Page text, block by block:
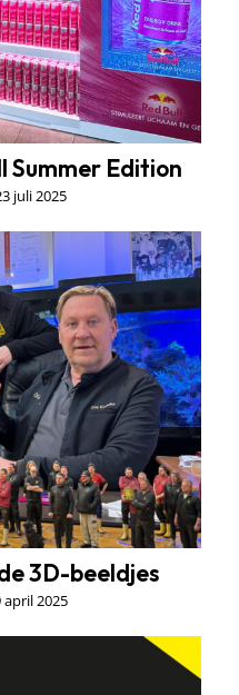
Summer Edition
juli 2025
Gepersonaliseerde
3D-beeldjes
april 2025